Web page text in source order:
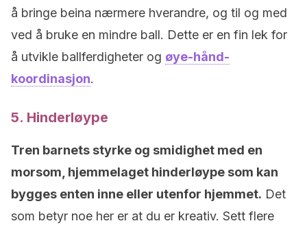
å bringe beina nærmere hverandre, og til og med
ved å bruke en mindre ball. Dette er en fin lek for
å utvikle ballferdigheter og øye-hånd-
koordinasjon.
5. Hinderløype
Tren barnets styrke og smidighet med en
morsom, hjemmelaget hinderløype som kan
bygges enten inne eller utenfor hjemmet. Det
som betyr noe her er at du er kreativ. Sett flere